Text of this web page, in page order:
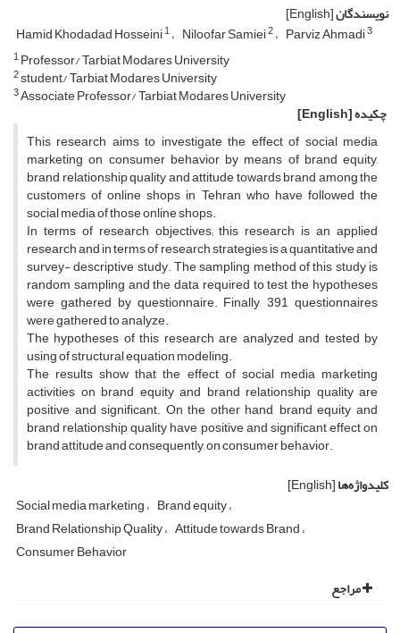
نویسندگان[English]
Hamid Khodadad Hosseini1 Niloofar Samiei2 Parviz Ahmadi3
1Professor/ Tarbiat Modares University
2student/ Tarbiat Modares University
3Associate Professor/ Tarbiat Modares University
چکیده[English]
This research aims to investigate the effect of social media
marketing on consumer behavior by means of brand equity,
brand relationship quality and attitude towards brand among the
customers of online shops in Tehran who have followed the
social media of those online shops.
In terms of research objectives; this research is an applied
research and in terms of research strategies is a quantitative and
survey- descriptive study. The sampling method of this study is
random sampling and the data required to test the hypotheses
were gathered by questionnaire. Finally, 391 questionnaires
were gathered to analyze.
The hypotheses of this research are analyzed and tested by
using of structural equation modeling.
The results show that the effect of social media marketing
activities on brand equity and brand relationship quality are
positive and significant. On the other hand, brand equity and
brand relationship quality have positive and significant effect on
brand attitude and consequently, on consumer behavior.
کلیدواژه‌ها[English]
Social media marketing Brand equity
Brand Relationship Quality Attitude towards Brand
Consumer Behavior
مراجع